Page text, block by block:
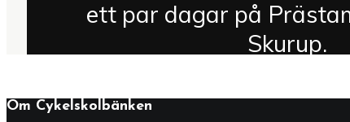
ett par dagar på
Skurup.
Om Cykelskolbänken